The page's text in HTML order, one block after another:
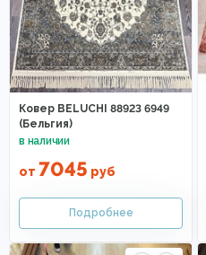
Ковер BELUCHI 88923 6949
(Бельгия)
от 7045 руб